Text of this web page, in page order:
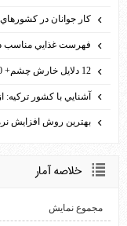
كار جوانان در
فهرست غذايي مناسب
12 دلايل خارش چشم+ 10 روش درمان سريع
آشنايي با كشور تركيه: از رسم و
بهترين روش افزايش
خلاصه آمار
مجموع نمایش‌